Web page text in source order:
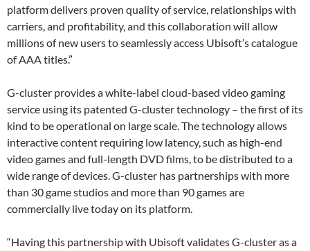
platform delivers proven quality of service, relationships with
carriers, and profitability, and this collaboration will allow
millions of new users to seamlessly access Ubisoft’s catalogue
of AAA titles.”
G-cluster provides a white-label cloud-based video gaming
service using its patented G-cluster technology – the first of its
kind to be operational on large scale. The technology allows
interactive content requiring low latency, such as high-end
video games and full-length DVD films, to be distributed to a
wide range of devices. G-cluster has partnerships with more
than 30 game studios and more than 90 games are
commercially live today on its platform.
“Having this partnership with Ubisoft validates G-cluster as a